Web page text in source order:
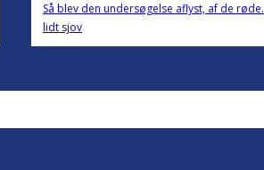
Så blev den undersøgelse aflyst, af de røde.
lidt sjov